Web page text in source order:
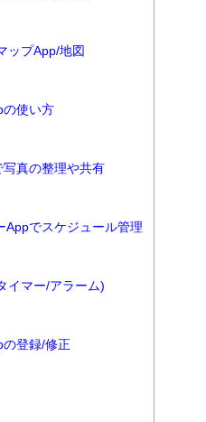
ップApp/地図
の使い方
写真の整理や共有
Appでスケジュール管理
イマー/アラーム)
登録/修正